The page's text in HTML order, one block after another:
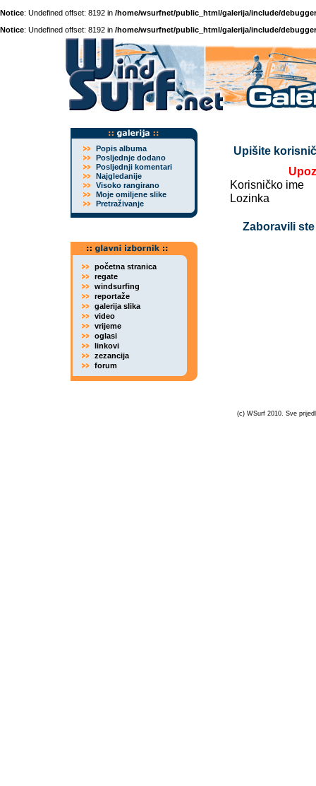
Notice: Undefined offset: 8192 in /home/wsurfnet/public_html/galerija/include/
Notice: Undefined offset: 8192 in /home/wsurfnet/public_html/galerija/include/
Popis albuma
Posljednje dodano
Posljednji komentari
Najgledanije
Visoko rangirano
Moje omiljene slike
Pretraživanje
početna stranica
regate
windsurfing
reportaže
galerija slika
video
vrijeme
oglasi
linkovi
zezancija
forum
Upišite
Korisničko ime
Lozinka
Zaboravili
(c) WSurf 2010. Sve